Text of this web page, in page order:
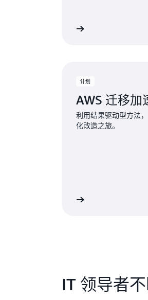
计划
AWS 迁移加
利用结果驱动型方法
化改造之旅。
IT 领导者